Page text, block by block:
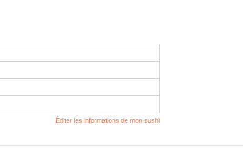
Éditer les informations de mon sushi